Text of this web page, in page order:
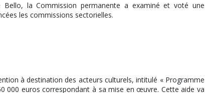
Bello, la Commission permanente a examiné et voté une
les commissions sectorielles.
à destination des acteurs culturels, intitulé « Programme
000 euros correspondant à sa mise en œuvre. Cette aide va